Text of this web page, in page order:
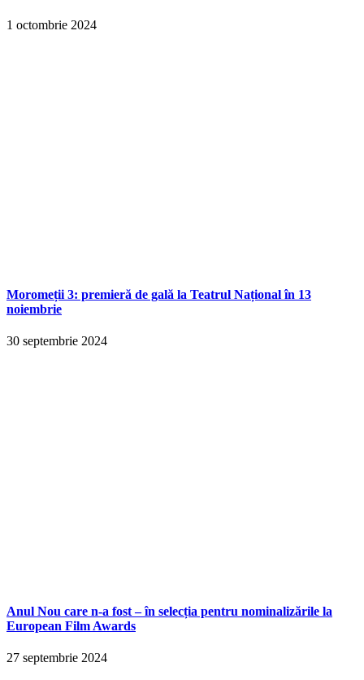
1 octombrie 2024
Moromeții 3: premieră de gală la Teatrul Național în 13
noiembrie
30 septembrie 2024
Anul Nou care n-a fost – în selecția pentru nominalizările la
European Film Awards
27 septembrie 2024